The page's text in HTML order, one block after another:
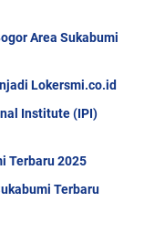
Area Sukabumi
Lokersmi.co.id
Institute (IPI)
Terbaru 2025
Terbaru